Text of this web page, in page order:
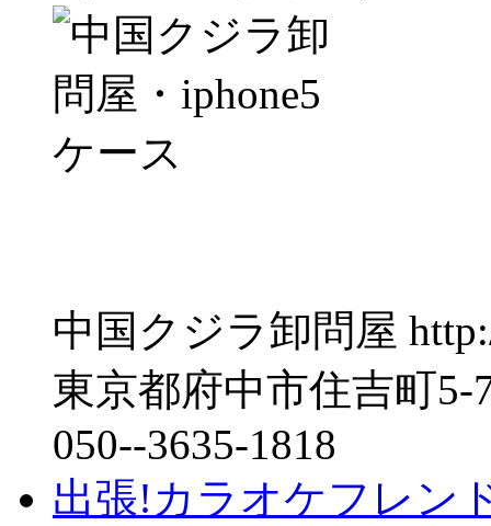
中国クジラ卸問屋
東京都府中市住吉町5-
050--3635-1818
出張!カラオケフレン